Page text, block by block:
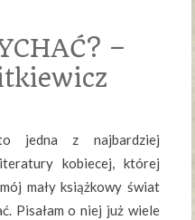
–
jedna z najbardziej
kobiecej, której
mały książkowy świat
Pisałam o niej już wiele